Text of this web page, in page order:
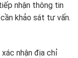
nhận thông tin
khảo sát tư vấn.
nhận địa chỉ